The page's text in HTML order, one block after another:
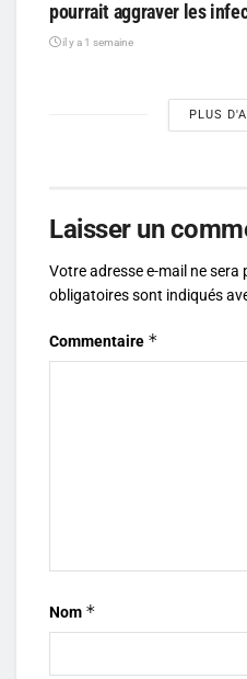
pourrait aggraver les
il y a 1 semaine
PLUS
Laisser un
Votre adresse e-mail ne sera
obligatoires sont indiqués
Commentaire *
Nom *